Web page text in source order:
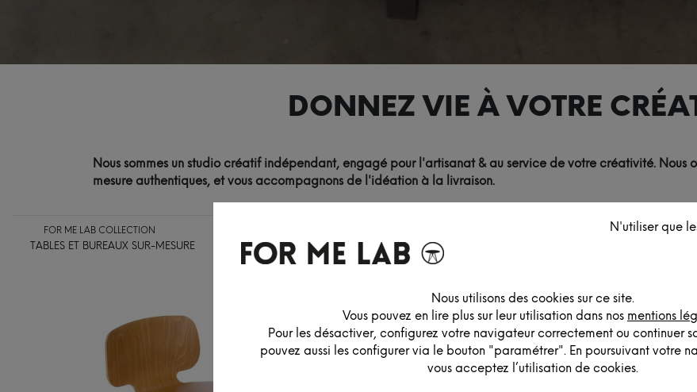
N'utiliser que
Nous utilisons des cookies sur ce site.
Vous pouvez en lire plus sur leur utilisation dans nos mentions
Pour les désactiver, configurez votre navigateur correctement ou continuer
pouvez aussi les configurer via le bouton "paramétrer". En poursuivant votre
vous acceptez l’utilisation de cookies.
DONNEZ VIE À VOTRE
Nous sommes un studio créatif indépendant, engagé pour l'artisanat & au service de votre créativité. Nous
mesure authentiques, et vous accompagnons de l'idéation à la livraison.
FOR ME LAB COLLECTION
TABLES ET BUREAUX SUR-MESURE ASSISES LUMINAIRES SIGNALÉTIQUE